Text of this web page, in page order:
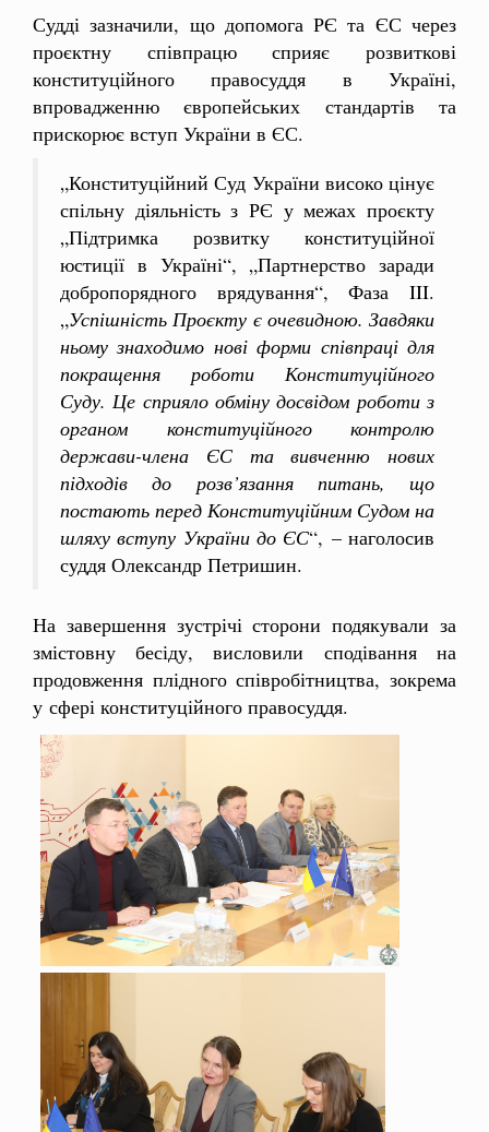
Судді зазначили, що допомога РЄ та ЄС через
проєктну співпрацю сприяє розвиткові
конституційного правосуддя в Україні,
впровадженню європейських стандартів та
прискорює вступ України в ЄС.
„Конституційний Суд України високо цінує
спільну діяльність з РЄ у межах проєкту
„Підтримка розвитку конституційної
юстиції в Україні“, „Партнерство заради
добропорядного врядування“, Фаза III.
„Успішність Проєкту є очевидною. Завдяки
ньому знаходимо нові форми співпраці для
покращення роботи Конституційного
Суду. Це сприяло обміну досвідом роботи з
органом конституційного контролю
держави-члена ЄС та вивченню нових
підходів до розв’язання питань, що
постають перед Конституційним Судом на
шляху вступу України до ЄС“, – наголосив
суддя Олександр Петришин.
На завершення зустрічі сторони подякували за
змістовну бесіду, висловили сподівання на
продовження плідного співробітництва, зокрема
у сфері конституційного правосуддя.